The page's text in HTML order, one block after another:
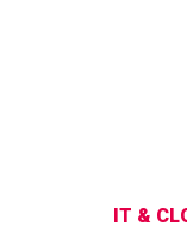
IT &